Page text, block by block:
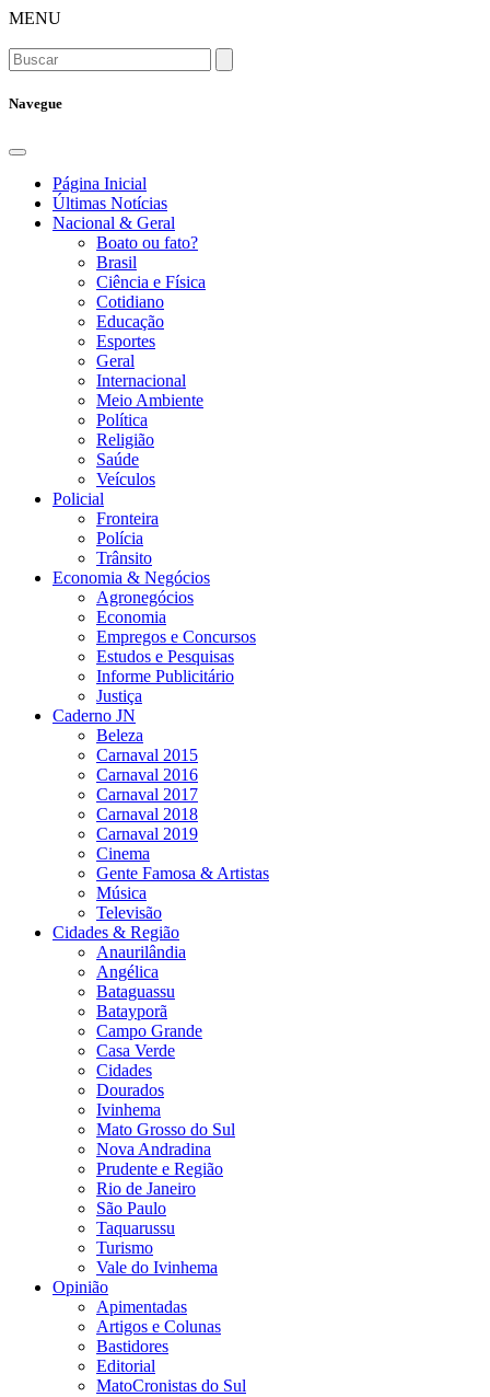
MENU
Navegue
Página Inicial
Últimas Notícias
Nacional & Geral
Boato ou fato?
Brasil
Ciência e Física
Cotidiano
Educação
Esportes
Geral
Internacional
Meio Ambiente
Política
Religião
Saúde
Veículos
Policial
Fronteira
Polícia
Trânsito
Economia & Negócios
Agronegócios
Economia
Empregos e Concursos
Estudos e Pesquisas
Informe Publicitário
Justiça
Caderno JN
Beleza
Carnaval 2015
Carnaval 2016
Carnaval 2017
Carnaval 2018
Carnaval 2019
Cinema
Gente Famosa & Artistas
Música
Televisão
Cidades & Região
Anaurilândia
Angélica
Bataguassu
Batayporã
Campo Grande
Casa Verde
Cidades
Dourados
Ivinhema
Mato Grosso do Sul
Nova Andradina
Prudente e Região
Rio de Janeiro
São Paulo
Taquarussu
Turismo
Vale do Ivinhema
Opinião
Apimentadas
Artigos e Colunas
Bastidores
Editorial
MatoCronistas do Sul